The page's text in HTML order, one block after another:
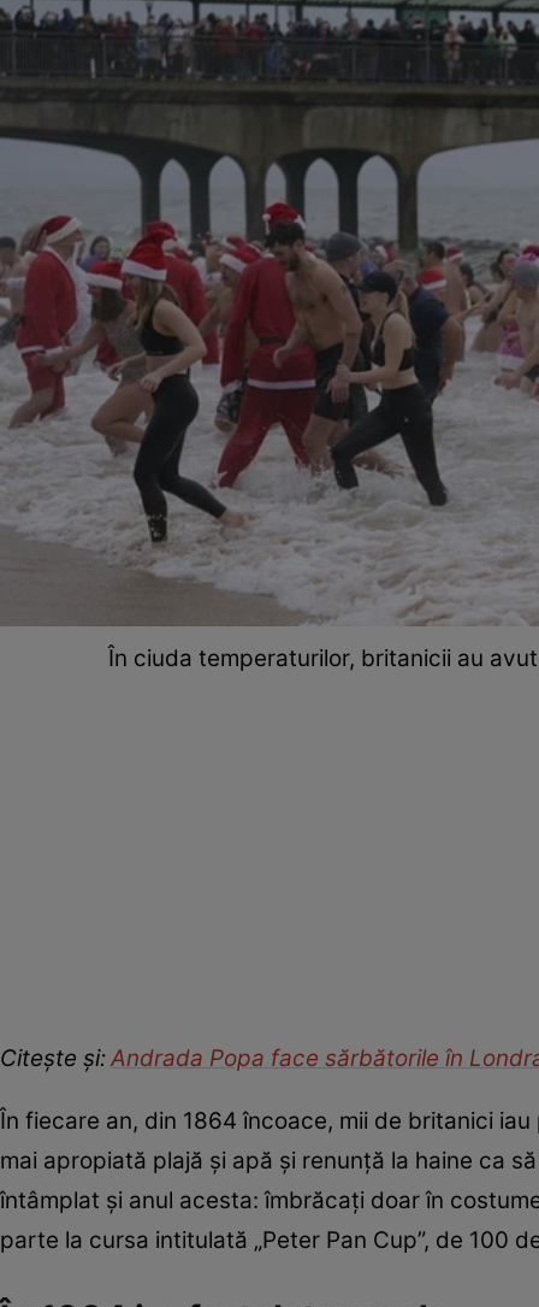
În ciuda temperaturilor, britanicii au
Citește și:Andrada Popa face sărbătorile în
În fiecare an, din 1864 încoace, mii de britanici
mai apropiată plajă și apă și renunță la haine ca
întâmplat și anul acesta: îmbrăcați doar în
parte la cursa intitulată „Peter Pan Cup”, de 100